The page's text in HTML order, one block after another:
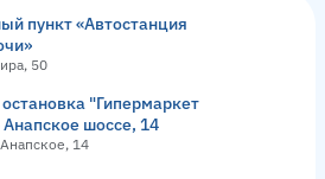
пункт «Автостанция
50
"Гипермаркет
шоссе, 14
14